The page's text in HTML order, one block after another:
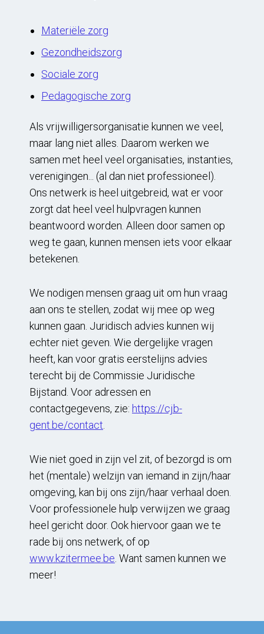
Materiële zorg
Gezondheidszorg
Sociale zorg
Pedagogische zorg
Als vrijwilligersorganisatie kunnen we veel,
maar lang niet alles. Daarom werken we
samen met heel veel organisaties, instanties,
verenigingen... (al dan niet professioneel).
Ons netwerk is heel uitgebreid, wat er voor
zorgt dat heel veel hulpvragen kunnen
beantwoord worden. Alleen door samen op
weg te gaan, kunnen mensen iets voor elkaar
betekenen.
We nodigen mensen graag uit om hun vraag
aan ons te stellen, zodat wij mee op weg
kunnen gaan. Juridisch advies kunnen wij
echter niet geven. Wie dergelijke vragen
heeft, kan voor gratis eerstelijns advies
terecht bij de Commissie Juridische
Bijstand. Voor adressen en
contactgegevens, zie: https://cjb-
gent.be/contact
Wie niet goed in zijn vel zit, of bezorgd is om
het (mentale) welzijn van iemand in zijn/haar
omgeving, kan bij ons zijn/haar verhaal doen.
Voor professionele hulp verwijzen we graag
heel gericht door. Ook hiervoor gaan we te
rade bij ons netwerk, of op
www.kzitermee.be . Want samen kunnen we
meer!